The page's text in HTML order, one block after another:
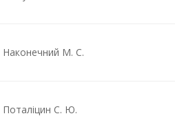
Наконечний М. С.
Поталіцин С. Ю.